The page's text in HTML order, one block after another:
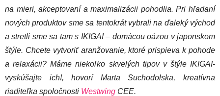
na mieri, akceptovaní a maximalizácii pohodlia. Pri hľadaní
nových produktov sme sa tentokrát vybrali na ďaleký východ
a stretli sme sa tam s IKIGAI – domácou oázou v japonskom
štýle. Chcete vytvoriť aranžovanie, ktoré prispieva k pohode
a relaxácii? Máme niekoľko skvelých tipov v štýle IKIGAI-
vyskúšajte ich!, hovorí Marta Suchodolska, kreatívna
riaditeľka spoločnosti Westwing CEE.